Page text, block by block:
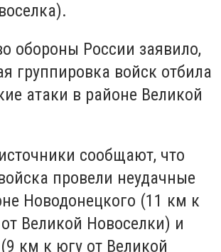
обороны России заявило,
группировка войск отбила
атаки в районе Великой
сообщают, что
провели неудачные
Новодонецкого (11 км к
Великой Новоселки) и
км к югу от Великой